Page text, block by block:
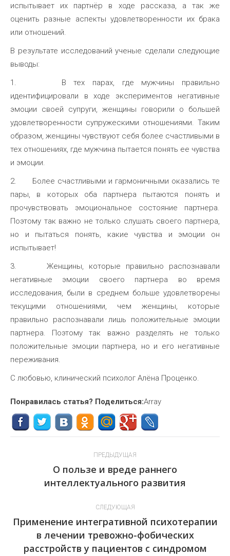
испытывает их партнёр в ходе рассказа, а так же
оценить разные аспекты удовлетворенности их брака
или отношений.
В результате исследований ученые сделали следующие
выводы:
1. В тех парах, где мужчины правильно
идентифицировали в ходе экспериментов негативные
эмоции своей супруги, женщины говорили о большей
удовлетворенности супружескими отношениями. Таким
образом, женщины чувствуют себя более счастливыми в
тех отношениях, где мужчина пытается понять ее чувства
и эмоции.
2. Более счастливыми и гармоничными оказались те
пары, в которых оба партнера пытаются понять и
прочувствовать эмоциональное состояние партнера.
Поэтому так важно не только слушать своего партнера,
но и пытаться понять, какие чувства и эмоции он
испытывает!
3. Женщины, которые правильно распознавали
негативные эмоции своего партнера во время
исследования, были в среднем больше удовлетворены
текущими отношениями, чем женщины, которые
правильно распознавали лишь положительные эмоции
партнера. Поэтому так важно разделять не только
положительные эмоции партнера, но и его негативные
переживания.
С любовью, клинический психолог Алёна Проценко.
Понравилась статья? Поделиться:Array
записям
ПРЕДЫДУЩАЯ
Предыдущая
запись:
О пользе и вреде раннего
интеллектуального развития
СЛЕДУЮЩАЯ
Следующая
Применение интегративной психотерапии
в лечении тревожно-фобических
расстройств у пациентов с синдромом